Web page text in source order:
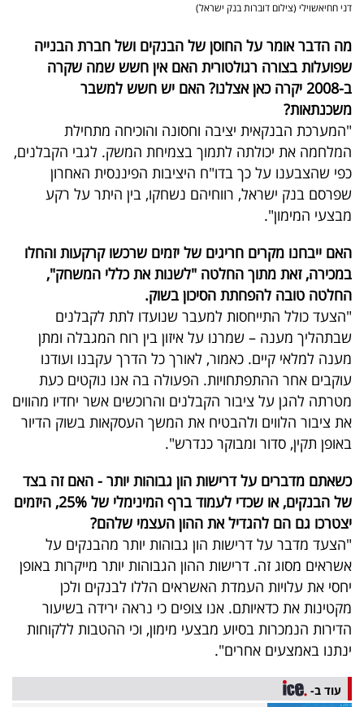
דני חחיאשוילי (צילום דוברות בנק ישראל)
מה הדבר אומר על החוסן של הבנקים ושל חברת הבנייה
שפועלות בצורה רגולטורית האם אין חשש שמה שקרה
ב-2008 יקרה כאן אצלנו? האם יש חשש למשבר
משכנתאות?
"המערכת הבנקאית יציבה וחסונה והוכיחה מתחילת
המלחמה את יכולתה לתמוך בצמיחת המשק. לגבי הקבלנים,
כפי שהצבענו על כך בדו"ח היציבות הפיננסית האחרון
שפרסם בנק ישראל, רווחיהם נשחקו, בין היתר על רקע
מבצעי המימון".
האם ייבחנו מקרים חריגים של יזמים שרכשו קרקעות והחלו
במכירה, זאת מתוך החלטה "לשנות את כללי המשחק",
החלטה טובה להפחתת הסיכון בשוק.
"הצעד כולל התייחסות למעבר שנועדו לתת לקבלנים
שבתהליך מענה – שמרנו על איזון בין רוח המגבלה ומתן
מענה למלאי קיים. כאמור, לאורך כל הדרך עקבנו ועודנו
עוקבים אחר ההתפתחויות. הפעולה בה אנו נוקטים כעת
מטרתה להגן על ציבור הקבלנים והרוכשים אשר יחדיו מהווים
את ציבור הלווים ולהבטיח את המשך העסקאות בשוק הדיור
באופן תקין, סדור ומבוקר כנדרש".
כשאתם מדברים על דרישות הון גבוהות יותר - האם זה בצד
של הבנקים, או שכדי לעמוד ברף המינימלי של 25%, היזמים
יצטרכו גם הם להגדיל את ההון העצמי שלהם?
"הצעד מדבר על דרישות הון גבוהות יותר מהבנקים על
אשראים מסוג זה. דרישות ההון הגבוהות יותר מייקרות באופן
יחסי את עלויות העמדת האשראים הללו לבנקים ולכן
מקטינות את כדאיותם. אנו צופים כי נראה ירידה בשיעור
הדירות הנמכרות בסיוע מבצעי מימון, וכי ההטבות ללקוחות
ינתנו באמצעים אחרים".
עוד ב-